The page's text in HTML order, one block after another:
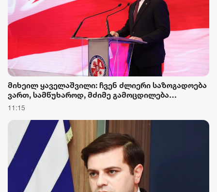
მიხეილ ყაველაშვილი: ჩვენ ძლიერი საზოგადოება
ვართ, სამწუხაროდ, მძიმე გამოცდილება
გავიარეთ და მივიღეთ აგვისტოს ომის ტრაგედია,
11:15